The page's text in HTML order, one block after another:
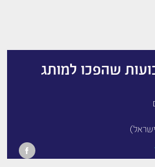
שהפכו למותג